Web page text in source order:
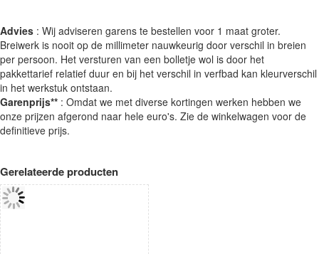
Advies : Wij adviseren garens te bestellen voor 1 maat groter.
Breiwerk is nooit op de millimeter nauwkeurig door verschil in breien
per persoon. Het versturen van een bolletje wol is door het
pakkettarief relatief duur en bij het verschil in verfbad kan kleurverschil
in het werkstuk ontstaan.
Garenprijs** : Omdat we met diverse kortingen werken hebben we
onze prijzen afgerond naar hele euro's. Zie de winkelwagen voor de
definitieve prijs.
Gerelateerde producten